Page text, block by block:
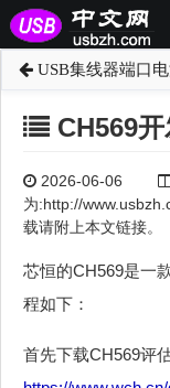
USB集线器端口
CH569
2026-06-06
为:http://
载请附上本文链接。
芯恒的CH569是一
程如下：
首先下载CH569评